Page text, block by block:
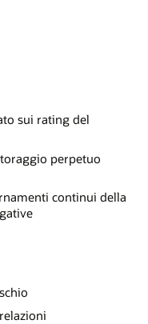
sui rating del
perpetuo
continui della